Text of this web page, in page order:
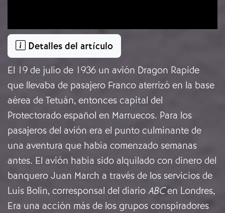
Detalles del artículo
El 19 de julio de 1936 un avión Dragon Rapide
que llevaba de pasajero Franco aterrizó en la base
aérea de Tetuán, entonces capital del
Protectorado español en Marruecos. Para los
pasajeros del avión era el punto culminante de
una aventura que había comenzado semanas
antes. El avión había sido alquilado con dinero del
banquero Juan March a través de los servicios de
Luis Bolín, corresponsal del diario ABCen Londres,
Era una acción más de los grupos conspiradores